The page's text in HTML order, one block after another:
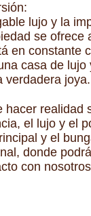
lujo y la
se
en constante
casa de
verdadera joya.
hacer realidad
el lujo y el
y el
donde
con